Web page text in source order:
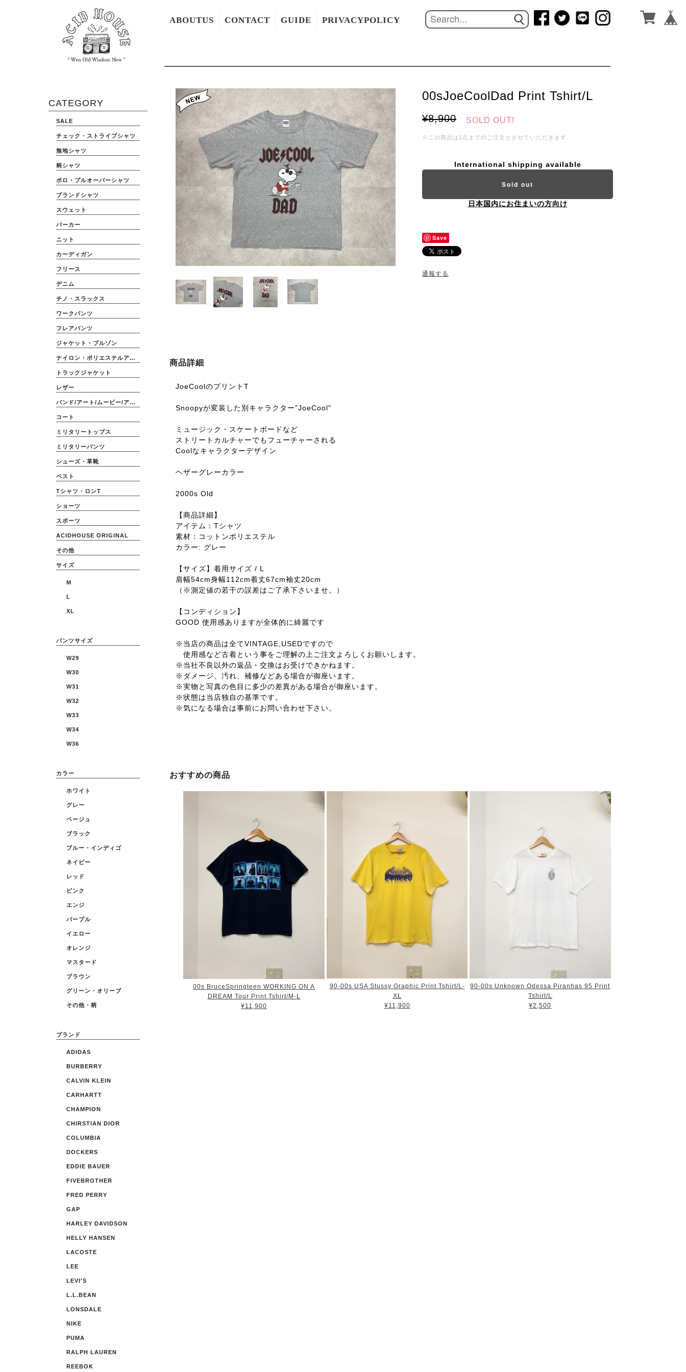
CATEGORY
SALE
チェック・ストライプシャツ
無地シャツ
柄シャツ
ポロ・プルオーバーシャツ
ブランドシャツ
スウェット
パーカー
ニット
カーディガン
フリース
デニム
チノ・スラックス
ワークパンツ
フレアパンツ
ジャケット・ブルゾン
ナイロン・ポリエステルアウター
トラックジャケット
レザー
バンド/アート/ムービー/アニメ
コート
ミリタリートップス
ミリタリーパンツ
シューズ・革靴
ベスト
Tシャツ・ロンT
ショーツ
スポーツ
ACIDHOUSE ORIGINAL
その他
サイズ
M
L
XL
パンツサイズ
W29
W30
W31
W32
W33
W34
W36
カラー
ホワイト
グレー
ベージュ
ブラック
ブルー・インディゴ
ネイビー
レッド
ピンク
エンジ
パープル
イエロー
オレンジ
マスタード
ブラウン
グリーン・オリーブ
その他・柄
ブランド
ADIDAS
BURBERRY
CALVIN KLEIN
CARHARTT
CHAMPION
CHIRSTIAN DIOR
COLUMBIA
DOCKERS
EDDIE BAUER
FIVEBROTHER
FRED PERRY
GAP
HARLEY DAVIDSON
HELLY HANSEN
LACOSTE
LEE
LEVI'S
L.L.BEAN
LONSDALE
NIKE
PUMA
RALPH LAUREN
REEBOK
ABOUTUS CONTACT GUIDE PRIVACYPOLICY
00sJoeCoolDad Print Tshirt/L
¥8,900 SOLD OUT!
※この商品は1点までのご注文とさせていただきます。
International shipping available
Sold out
日本国内にお住まいの方向け
Save
通報する
商品詳細
JoeCoolのプリントT
Snoopyが変装した別キャラクター"JoeCool"
ミュージック・スケートボードなど
ストリートカルチャーでもフューチャーされる
Coolなキャラクターデザイン
ヘザーグレーカラー
2000s Old
【商品詳細】
アイテム：Tシャツ
素材：コットンポリエステル
カラー: グレー
【サイズ】着用サイズ / L
肩幅54cm身幅112cm着丈67cm袖丈20cm
（※測定値の若干の誤差はご了承下さいませ。）
【コンディション】
GOOD 使用感ありますが全体的に綺麗です
※当店の商品は全てVINTAGE,USEDですので
使用感など古着という事をご理解の上ご注文よろしくお願いします。
※当社不良以外の返品・交換はお受けできかねます。
※ダメージ、汚れ、補修などある場合が御座います。
※実物と写真の色目に多少の差異がある場合が御座います。
※状態は当店独自の基準です。
※気になる場合は事前にお問い合わせ下さい。
おすすめの商品
00s BruceSpringteen WORKING ON A
DREAM Tour Print Tshirt/M-L
¥11,900
90-00s USA Stussy Graphic Print Tshirt/L-
XL
¥11,900
90-00s Unknown Odessa Piranhas 95 Print
Tshirt/L
¥2,500